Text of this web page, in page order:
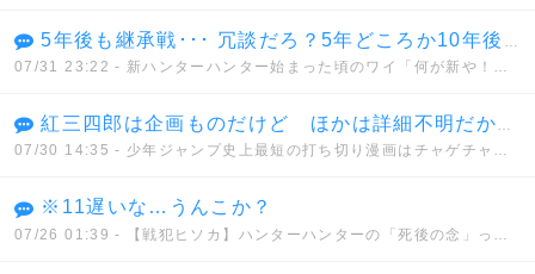
5年後も継承戦･･･ 冗談だろ？5年どころか10年後も継承戦だぜ･･･
07/31 23:22 - 新ハンターハンター始まった頃のワイ「何が新や！何もかもクソやんけ」→
紅三四郎は企画ものだけど ほかは詳細不明だから間違いでもない 通常打ち切りとはっきりしてるものではセコンド(6週)が最短
07/30 14:35 - 少年ジャンプ史上最短の打ち切り漫画はチャゲチャとかいうデマwwwww
※11遅いな…うんこか？
07/26 01:39 - 【戦犯ヒソカ】ハンターハンターの「死後の念」って正直設定ミスだよな？